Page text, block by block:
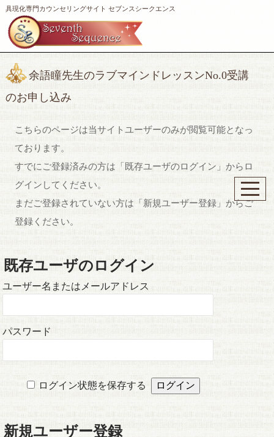
具現化専門カウンセリングサイト セブンスシークエンス
余語瞳先生のラブマインドレッスンNo.0受講
のお申し込み
こちらのページは当サイトユーザーのみが閲覧可能となっ
ております。
すでにご登録済みの方は「既存ユーザのログイン」からロ
グインしてください。
まだご登録されていない方は「新規ユーザー登録」からご
登録ください。
既存ユーザのログイン
ユーザー名またはメールアドレス
パスワード
ログイン状態を保存する
新規ユーザー登録